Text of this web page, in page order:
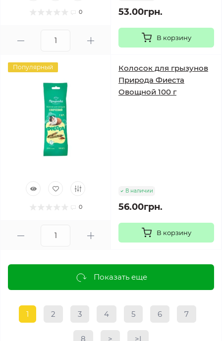
0 53.00грн.
В корзину
Популярный
0
Колосок для грызунов
Природа Фиеста
Овощной 100 г
В наличии
56.00грн.
В корзину
Показать еще
1 2 3 4 5 6 7
8 > >|